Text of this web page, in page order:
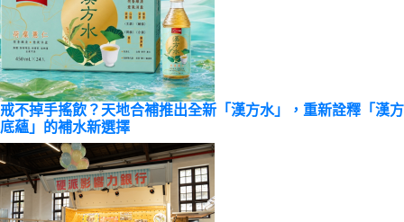
戒不掉手搖飲？天地合補推出全新「漢方水」，重新詮釋「漢方
底蘊」的補水新選擇